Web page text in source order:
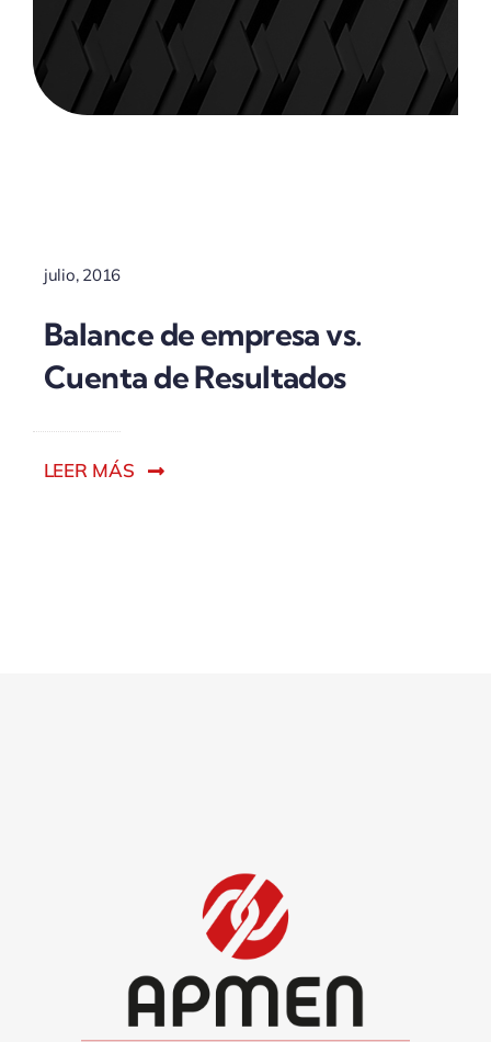
ACTUALIDAD
julio, 2016
Balance de empresa vs.
Cuenta de Resultados
LEER MÁS